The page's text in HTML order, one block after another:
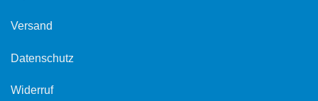
Versand
Datenschutz
Widerruf